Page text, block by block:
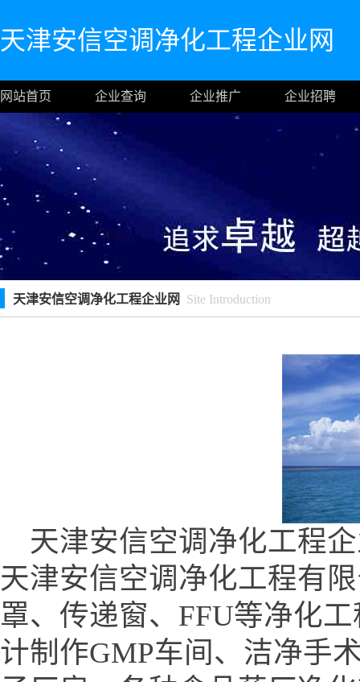
天津安信空调净化工程企业网
网站首页 企业查询 企业推广 企业招聘
天津安信空调净化工程企业网 Site Introduction
天津安信空调净化工程企
天津安信空调净化工程有
罩、传递窗、FFU等净化
计制作GMP车间、洁净手